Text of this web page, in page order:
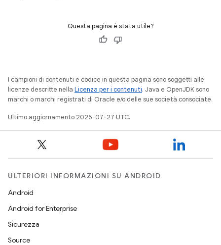
Questa pagina è stata utile?
I campioni di contenuti e codice in questa pagina sono soggetti alle
licenze descritte nella Licenza per i contenuti. Java e OpenJDK sono
marchi o marchi registrati di Oracle e/o delle sue società consociate.
Ultimo aggiornamento 2025-07-27 UTC.
ULTERIORI INFORMAZIONI SU ANDROID
Android
Android for Enterprise
Sicurezza
Source